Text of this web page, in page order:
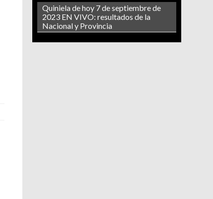
Quiniela de hoy 7 de septiembre de
2023 EN VIVO: resultados de la
Nacional y Provincia